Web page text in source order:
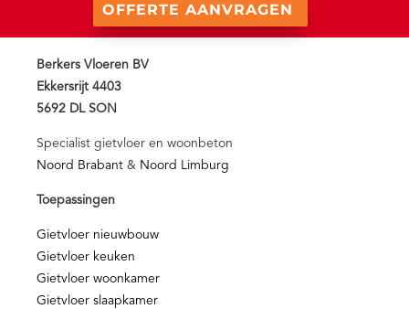
OFFERTE AANVRAGEN
Berkers Vloeren BV
Ekkersrijt 4403
5692 DL SON
Specialist gietvloer en woonbeton
Noord Brabant & Noord Limburg
Toepassingen
Gietvloer nieuwbouw
Gietvloer keuken
Gietvloer woonkamer
Gietvloer slaapkamer